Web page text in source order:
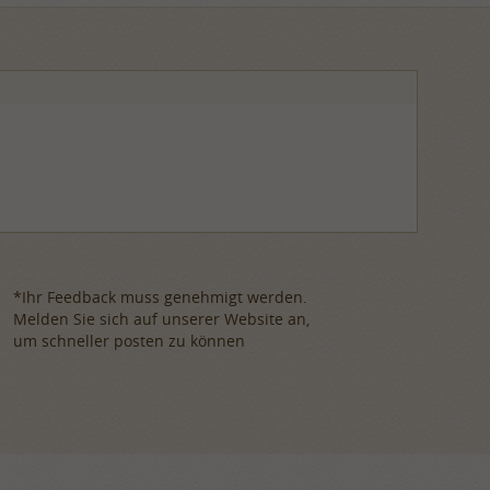
*Ihr Feedback muss genehmigt werden.
Melden Sie sich auf unserer Website an,
um schneller posten zu können